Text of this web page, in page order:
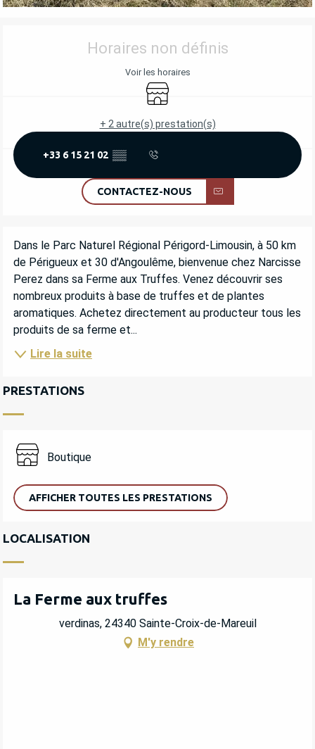
OUVERTURE ET COORDONNÉES
Horaires non définis
Voir les horaires
Boutique
+ 2 autre(s) prestation(s)
+33 6 15 21 02 ▒▒
CONTACTEZ-NOUS
DESCRIPTION
Dans le Parc Naturel Régional Périgord-Limousin, à 50 km
de Périgueux et 30 d'Angoulême, bienvenue chez Narcisse
Perez dans sa Ferme aux Truffes. Venez découvrir ses
nombreux produits à base de truffes et de plantes
aromatiques. Achetez directement au producteur tous les
produits de sa ferme et...
Lire la suite
PRESTATIONS
Boutique
AFFICHER TOUTES LES PRESTATIONS
LOCALISATION
La Ferme aux truffes
verdinas, 24340 Sainte-Croix-de-Mareuil
M'y rendre